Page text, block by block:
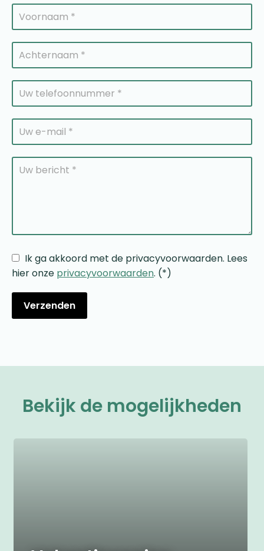
Ik ga akkoord met de privacyvoorwaarden. Lees
hier onze privacyvoorwaarden. (*)
Bekijk de mogelijkheden